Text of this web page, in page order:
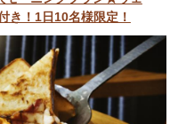
き！1日10名様限定！